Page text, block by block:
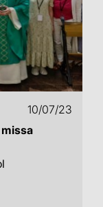
10/07/23
missa